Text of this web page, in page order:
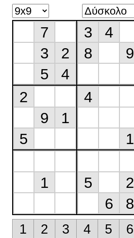
7
3
2
5
4
3
4
8
9
2
9
1
5
4
1
1 5
2
6
8
1 2 3 4 5 6